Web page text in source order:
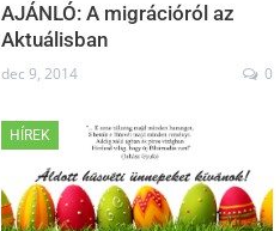
AJÁNLÓ: A migrációról az
Aktuálisban
dec 9, 2014 0
HÍREK